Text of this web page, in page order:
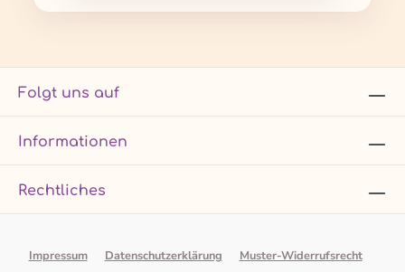
Folgt uns auf
Informationen
Rechtliches
Impressum Datenschutzerklärung Muster-Widerrufsrecht